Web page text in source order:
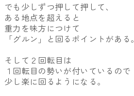
でも少しずつ押して押して、
ある地点を超えると
重力を味方につけて
「グルン」と回るポイントがある。
そして２回転目は
１回転目の勢いが付いているので
少し楽に回るようになる。